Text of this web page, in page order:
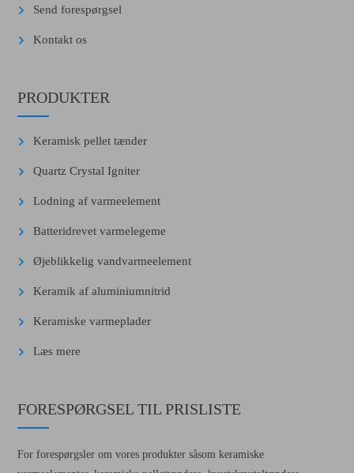
Send forespørgsel
Kontakt os
PRODUKTER
Keramisk pellet tænder
Quartz Crystal Igniter
Lodning af varmeelement
Batteridrevet varmelegeme
Øjeblikkelig vandvarmeelement
Keramik af aluminiumnitrid
Keramiske varmeplader
Læs mere
FORESPØRGSEL TIL PRISLISTE
For forespørgsler om vores produkter såsom keramiske